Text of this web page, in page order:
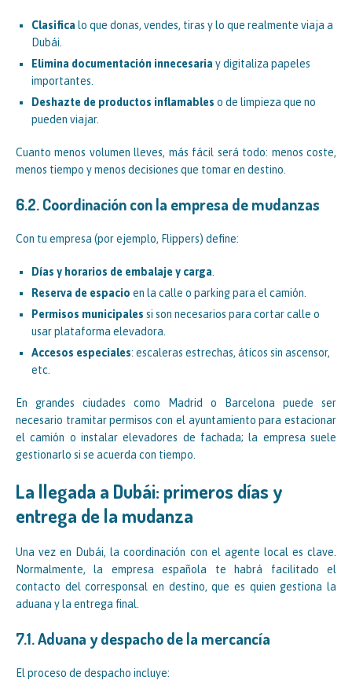
Clasifica lo que donas, vendes, tiras y lo que realmente viaja a
Dubái.
Elimina documentación innecesaria y digitaliza papeles
importantes.
Deshazte de productos inflamables o de limpieza que no
pueden viajar.
Cuanto menos volumen lleves, más fácil será todo: menos coste,
menos tiempo y menos decisiones que tomar en destino.
6.2. Coordinación con la empresa de mudanzas
Con tu empresa (por ejemplo, Flippers) define:
Días y horarios de embalaje y carga.
Reserva de espacio en la calle o parking para el camión.
Permisos municipales si son necesarios para cortar calle o
usar plataforma elevadora.
Accesos especiales: escaleras estrechas, áticos sin ascensor,
etc.
En grandes ciudades como Madrid o Barcelona puede ser
necesario tramitar permisos con el ayuntamiento para estacionar
el camión o instalar elevadores de fachada; la empresa suele
gestionarlo si se acuerda con tiempo.
La llegada a Dubái: primeros días y
entrega de la mudanza
Una vez en Dubái, la coordinación con el agente local es clave.
Normalmente, la empresa española te habrá facilitado el
contacto del corresponsal en destino, que es quien gestiona la
aduana y la entrega final.
7.1. Aduana y despacho de la mercancía
El proceso de despacho incluye: